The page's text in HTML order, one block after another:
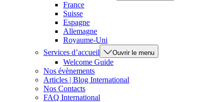
France
Suisse
Espagne
Allemagne
Royaume-Uni
Services d’accueil
Ouvrir le menu
Welcome Guide
Nos évènements
Articles | Blog International
Nos Contacts
FAQ International